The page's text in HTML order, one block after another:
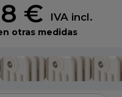
€ IVA incl.
otras medidas